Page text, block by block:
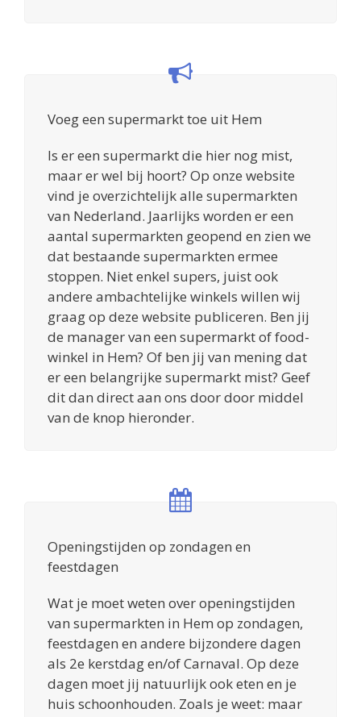
Voeg een supermarkt toe uit Hem
Is er een supermarkt die hier nog mist,
maar er wel bij hoort? Op onze website
vind je overzichtelijk alle supermarkten
van Nederland. Jaarlijks worden er een
aantal supermarkten geopend en zien we
dat bestaande supermarkten ermee
stoppen. Niet enkel supers, juist ook
andere ambachtelijke winkels willen wij
graag op deze website publiceren. Ben jij
de manager van een supermarkt of food-
winkel in Hem? Of ben jij van mening dat
er een belangrijke supermarkt mist? Geef
dit dan direct aan ons door door middel
van de knop hieronder.
Openingstijden op zondagen en
feestdagen
Wat je moet weten over openingstijden
van supermarkten in Hem op zondagen,
feestdagen en andere bijzondere dagen
als 2e kerstdag en/of Carnaval. Op deze
dagen moet jij natuurlijk ook eten en je
huis schoonhouden. Zoals je weet: maar